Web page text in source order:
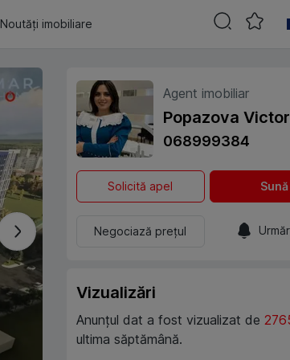
Agent imobiliar
Popazova
068999384
Solicită apel Sună
Negociază prețul
Vizualizări
Anunțul dat a fost vizualizat de
ultima săptămână.
Noutăți imobiliare